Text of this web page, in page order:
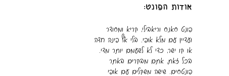
אודות הפונט:
פונט סאנס וריאבילי, קריא ומסודר
ועדיין עם מלא אופי. בלי אף פינה חדה
או קו ישר, כדי לא לשעמם יותר מדי.
בכל זאת, אתם מבקרים באתר
פונטסים. שישה משקלים עם אופי